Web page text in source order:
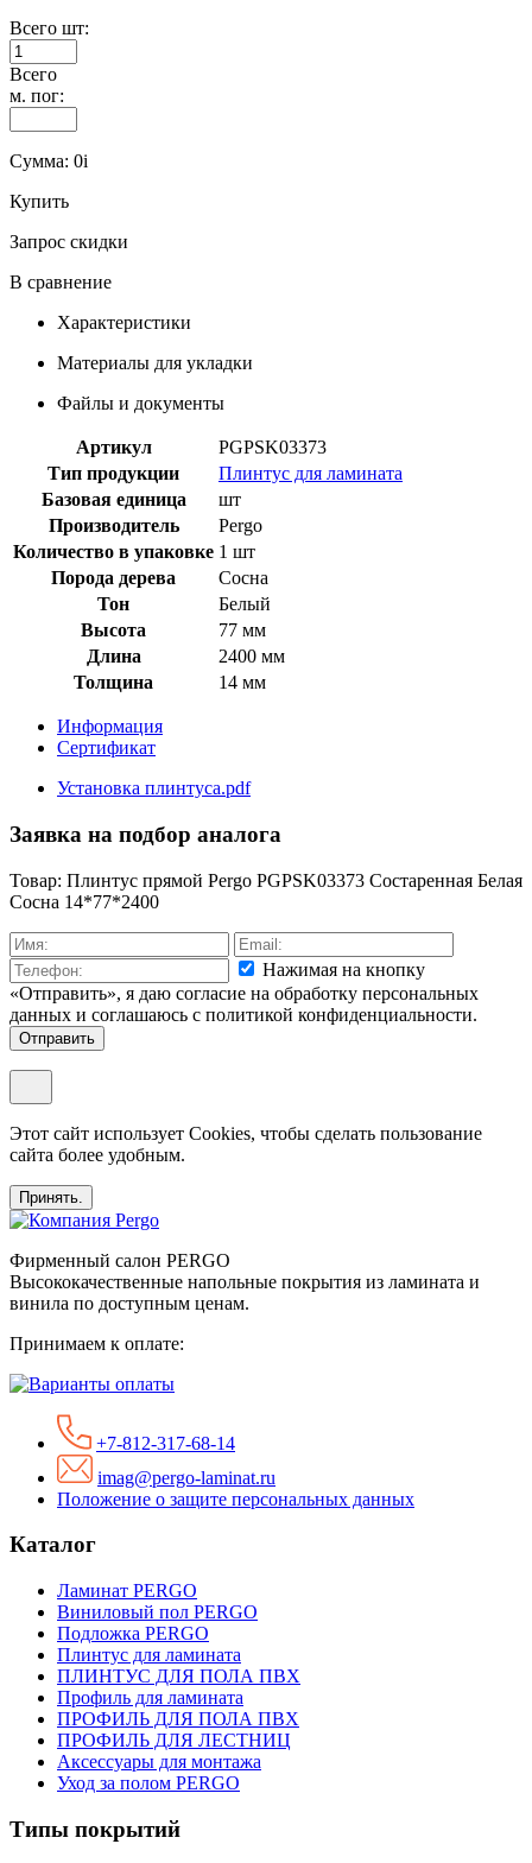
Всего шт:
Всего
м. пог:
Сумма: 0i
Купить
Запрос скидки
В сравнение
Характеристики
Материалы для укладки
Файлы и документы
Артикул
PGPSK03373
Тип продукции
Плинтус для ламината
Базовая единица
шт
Производитель
Pergo
Количество в упаковке 1 шт
Порода дерева
Сосна
Тон
Белый
Высота
77 мм
Длина
2400 мм
Толщина
14 мм
Информация
Сертификат
Установка плинтуса.pdf
Заявка на подбор аналога
Товар: Плинтус прямой Pergo PGPSK03373 Состаренная Белая
Сосна 14*77*2400
Нажимая на кнопку
«Отправить», я даю согласие на обработку персональных
данных и соглашаюсь c политикой конфиденциальности.
Отправить
Этот сайт использует Cookies, чтобы сделать пользование
сайта более удобным.
Принять.
Фирменный салон PERGO
Высококачественные напольные покрытия из ламината и
винила по доступным ценам.
Принимаем к оплате:
+7-812-317-68-14
imag@pergo-laminat.ru
Положение о защите персональных данных
Каталог
Ламинат PERGO
Виниловый пол PERGO
Подложка PERGO
Плинтус для ламината
ПЛИНТУС ДЛЯ ПОЛА ПВХ
Профиль для ламината
ПРОФИЛЬ ДЛЯ ПОЛА ПВХ
ПРОФИЛЬ ДЛЯ ЛЕСТНИЦ
Аксессуары для монтажа
Уход за полом PERGO
Типы покрытий